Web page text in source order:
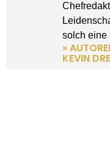
solch eine
»
KEVIN